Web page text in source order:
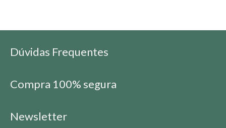
Dúvidas Frequentes
Compra 100% segura
Newsletter